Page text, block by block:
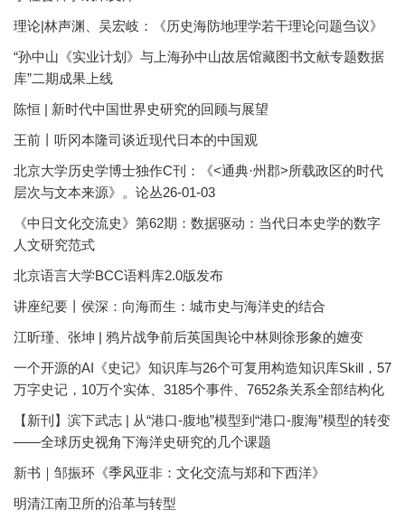
理论|林声渊、吴宏岐：《历史海防地理学若干理论问题刍议》
“孙中山《实业计划》与上海孙中山故居馆藏图书文献专题数据
库”二期成果上线
陈恒 | 新时代中国世界史研究的回顾与展望
王前丨听冈本隆司谈近现代日本的中国观
北京大学历史学博士独作C刊：《<通典·州郡>所载政区的时代
层次与文本来源》。论丛26-01-03
《中日文化交流史》第62期：数据驱动：当代日本史学的数字
人文研究范式
北京语言大学BCC语料库2.0版发布
讲座纪要丨侯深：向海而生：城市史与海洋史的结合
江昕瑾、张坤 | 鸦片战争前后英国舆论中林则徐形象的嬗变
一个开源的AI《史记》知识库与26个可复用构造知识库Skill，57
万字史记，10万个实体、3185个事件、7652条关系全部结构化
【新刊】滨下武志 | 从“港口-腹地”模型到“港口-腹海”模型的转变
——全球历史视角下海洋史研究的几个课题
新书｜邹振环《季风亚非：文化交流与郑和下西洋》
明清江南卫所的沿革与转型